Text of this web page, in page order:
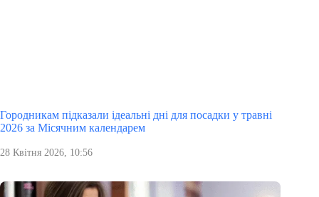
Городникам підказали ідеальні дні для посадки у травні
2026 за Місячним календарем
28 Квітня 2026, 10:56